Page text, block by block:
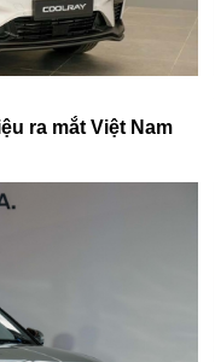
ra mắt Việt Nam